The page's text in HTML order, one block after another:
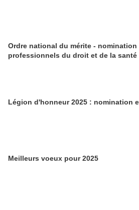
Ordre national du mérite -
professionnels du droit et de la santé
Légion d'honneur 2025 : nomination
Meilleurs voeux pour 2025